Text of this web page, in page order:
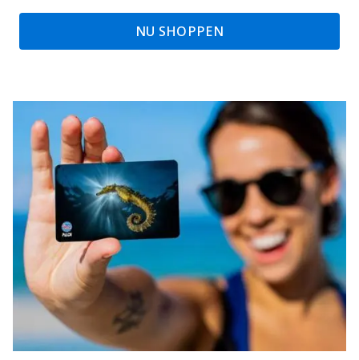
NU SHOPPEN